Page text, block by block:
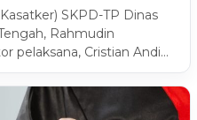
SKPD-TP Dinas
Rahmudin
pelaksana, Cristian Andi…